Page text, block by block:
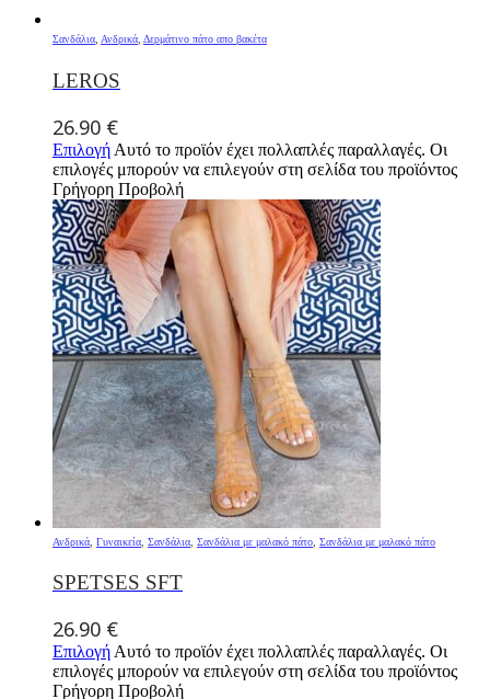
Σανδάλια, Ανδρικά, Δερμάτινο πάτο απο βακέτα
LEROS
26.90 €
Επιλογή Αυτό το προϊόν έχει πολλαπλές παραλλαγές. Οι
επιλογές μπορούν να επιλεγούν στη σελίδα του προϊόντος
Γρήγορη Προβολή
Ανδρικά Γυναικεία Σανδάλια Σανδάλια με μαλακό πάτο Σανδάλια με μαλακό πάτο
SPETSES SFT
26.90 €
Επιλογή Αυτό το προϊόν έχει πολλαπλές παραλλαγές. Οι
επιλογές μπορούν να επιλεγούν στη σελίδα του προϊόντος
Γρήγορη Προβολή